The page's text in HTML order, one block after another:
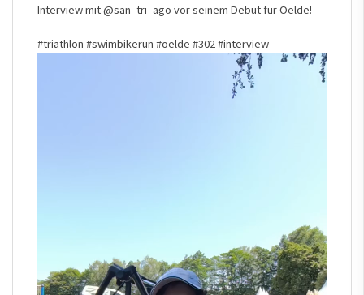
Interview mit@san_tri_ago vor seinem Debüt für Oelde!
#triathlon #swimbikerun #oelde #302#interview